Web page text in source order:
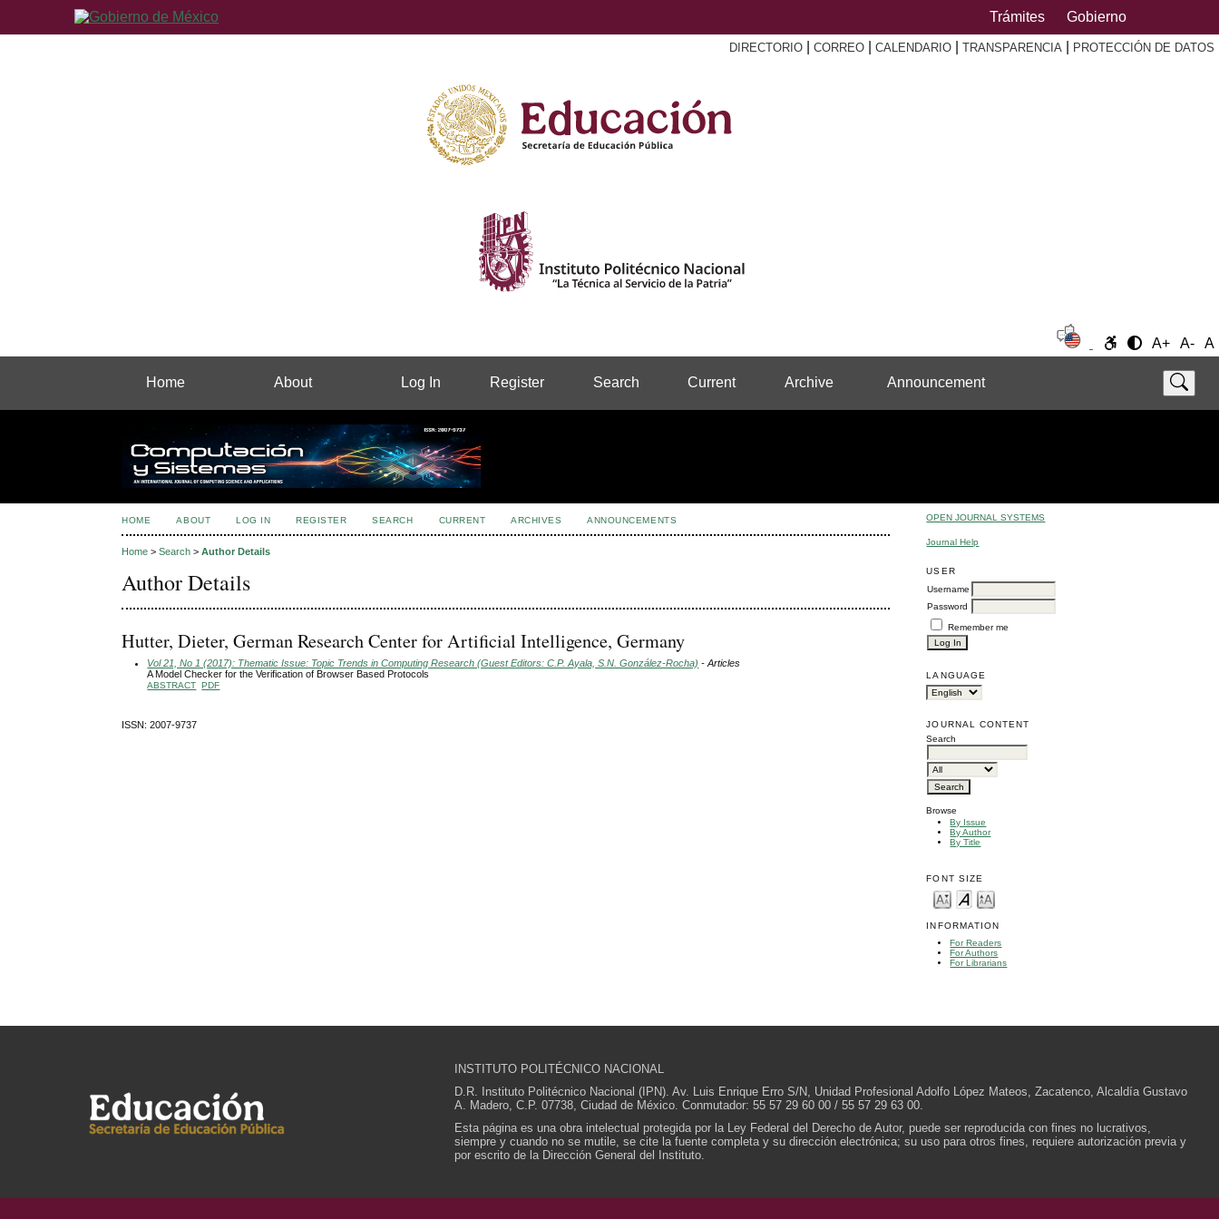
Trámites Gobierno
DIRECTORIO CORREO CALENDARIO TRANSPARENCIA PROTECCIÓN DE DATOS
A+ A- A
Home About Log In Register Search Current Archive Announcement
OPEN JOURNAL SYSTEMS
Journal Help
USER
Username
Password
Remember me
LANGUAGE
JOURNAL CONTENT
Search
Browse
By Issue
By Author
By Title
FONT SIZE
INFORMATION
For Readers
For Authors
For Librarians
HOME ABOUT LOG IN REGISTER SEARCH CURRENT ARCHIVES ANNOUNCEMENTS
Home >Search >Author Details
Author Details
Hutter, Dieter, German Research Center for Artificial Intelligence, Germany
Vol 21, No 1 (2017): Thematic Issue: Topic Trends in Computing Research (Guest Editors: C.P. Ayala, S.N. González-Rocha) - Articles
A Model Checker for the Verification of Browser Based Protocols
ABSTRACT PDF
ISSN: 2007-9737
INSTITUTO POLITÉCNICO NACIONAL
D.R. Instituto Politécnico Nacional (IPN). Av. Luis Enrique Erro S/N, Unidad Profesional Adolfo López Mateos, Zacatenco, Alcaldía Gustavo
A. Madero, C.P. 07738, Ciudad de México. Conmutador: 55 57 29 60 00 / 55 57 29 63 00.
Esta página es una obra intelectual protegida por la Ley Federal del Derecho de Autor, puede ser reproducida con fines no lucrativos,
siempre y cuando no se mutile, se cite la fuente completa y su dirección electrónica; su uso para otros fines, requiere autorización previa y
por escrito de la Dirección General del Instituto.